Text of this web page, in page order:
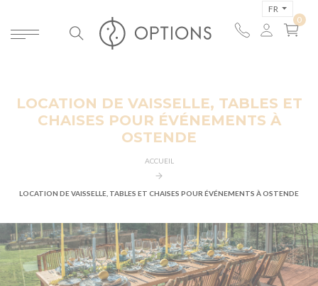
FR
LOCATION DE VAISSELLE, TABLES ET
CHAISES POUR ÉVÉNEMENTS À
OSTENDE
ACCUEIL
LOCATION DE VAISSELLE, TABLES ET CHAISES POUR ÉVÉNEMENTS À OSTENDE